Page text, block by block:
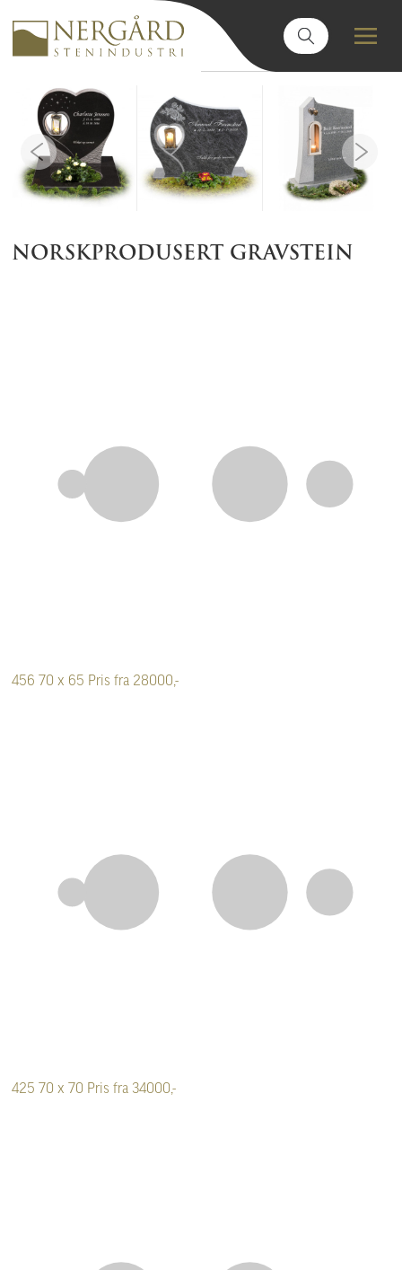
NORSKPRODUSERT GRAVSTEIN
456 70 x 65 Pris fra 28000,-
425 70 x 70 Pris fra 34000,-